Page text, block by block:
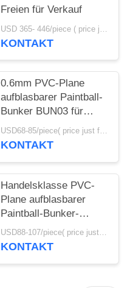
Freien für Verkauf
USD 365- 446/piece ( price just for reference, detailed prices need to be confirmed) MOQ:1pc
KONTAKT
0.6mm PVC-Plane
aufblasbarer Paintball-
Bunker BUN03 für
Paintball-Sport
USD68-85/piece( price just for reference, detailed prices need to be confirmed) MOQ:10PCS (sein können die verschiedenen Formen, die zusammen kombiniert werden)
KONTAKT
Handelsklasse PVC-
Plane aufblasbarer
Paintball-Bunker-
aufblasbarer Kasten
USD88-107/piece( price just for reference, detailed prices need to be confirmed) MOQ:10PCS (sein können die verschiedenen Formen, die zusammen kombiniert werden)
KONTAKT